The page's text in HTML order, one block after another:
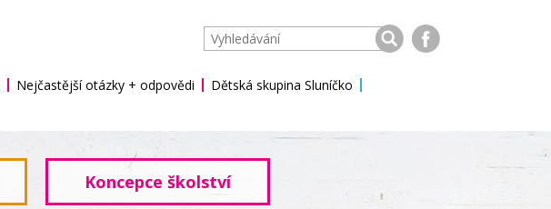
Nejčastější otázky + odpovědi
Dětská skupina Sluníčko
Koncepce školství